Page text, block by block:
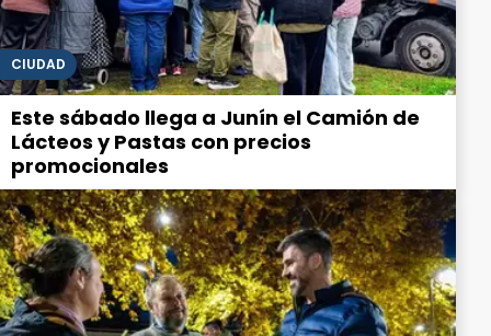
CIUDAD
Este sábado llega a Junín el Camión de
Lácteos y Pastas con precios
promocionales